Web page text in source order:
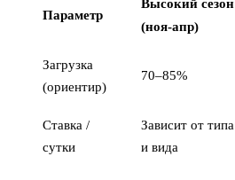
Параметр
(ноя-апр)
Загрузка
(ориентир)
70–85%
Ставка /
сутки
Зависит от типа
и вида